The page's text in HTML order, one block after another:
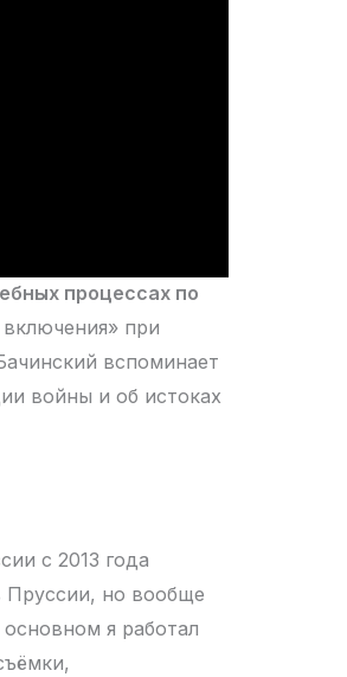
процессах по
при
вспоминает
войны и об истоках
с 2013 года
Пруссии, но вообще
я работал